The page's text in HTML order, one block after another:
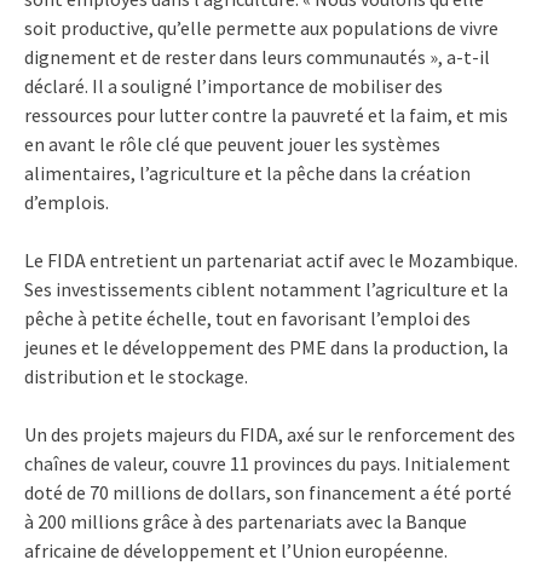
soit productive, qu’elle permette aux populations de vivre
dignement et de rester dans leurs communautés », a-t-il
déclaré. Il a souligné l’importance de mobiliser des
ressources pour lutter contre la pauvreté et la faim, et mis
en avant le rôle clé que peuvent jouer les systèmes
alimentaires, l’agriculture et la pêche dans la création
d’emplois.
Le FIDA entretient un partenariat actif avec le Mozambique.
Ses investissements ciblent notamment l’agriculture et la
pêche à petite échelle, tout en favorisant l’emploi des
jeunes et le développement des PME dans la production, la
distribution et le stockage.
Un des projets majeurs du FIDA, axé sur le renforcement des
chaînes de valeur, couvre 11 provinces du pays. Initialement
doté de 70 millions de dollars, son financement a été porté
à 200 millions grâce à des partenariats avec la Banque
africaine de développement et l’Union européenne.